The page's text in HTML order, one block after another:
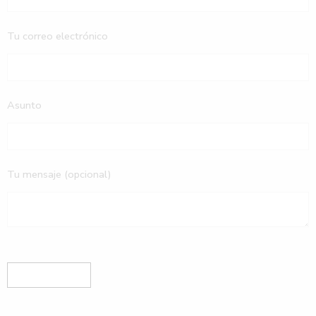
Tu correo electrónico
Asunto
Tu mensaje (opcional)